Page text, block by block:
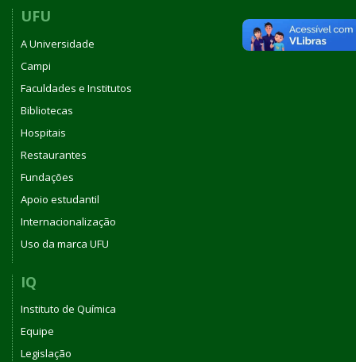
UFU
A Universidade
Campi
Faculdades e Institutos
Bibliotecas
Hospitais
Restaurantes
Fundações
Apoio estudantil
Internacionalização
Uso da marca UFU
IQ
Instituto de Química
Equipe
Legislação